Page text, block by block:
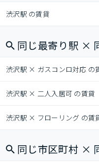
渋沢駅 の賃貸
同じ最寄り駅 ×
渋沢駅 × ガスコンロ対応 の
渋沢駅 × 二人入居可 の賃貸
渋沢駅 × フローリング の賃
同じ市区町村 ×